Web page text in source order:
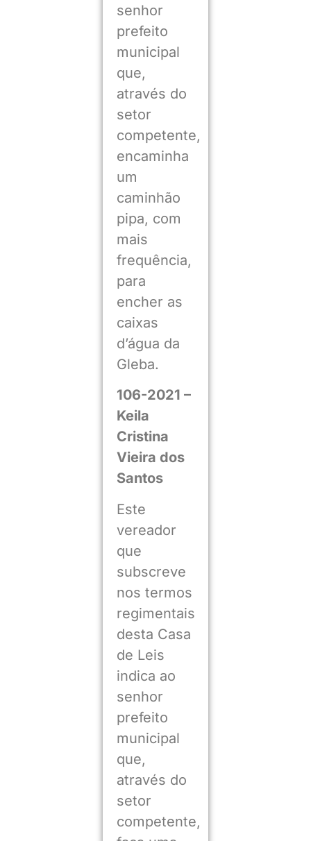
senhor
prefeito
municipal
que,
através do
setor
competente,
encaminha
um
caminhão
pipa, com
mais
frequência,
para
encher as
caixas
d’água da
Gleba.
106-2021 –
Keila
Cristina
Vieira dos
Santos
Este
vereador
que
subscreve
nos termos
regimentais
desta Casa
de Leis
indica ao
senhor
prefeito
municipal
que,
através do
setor
competente,